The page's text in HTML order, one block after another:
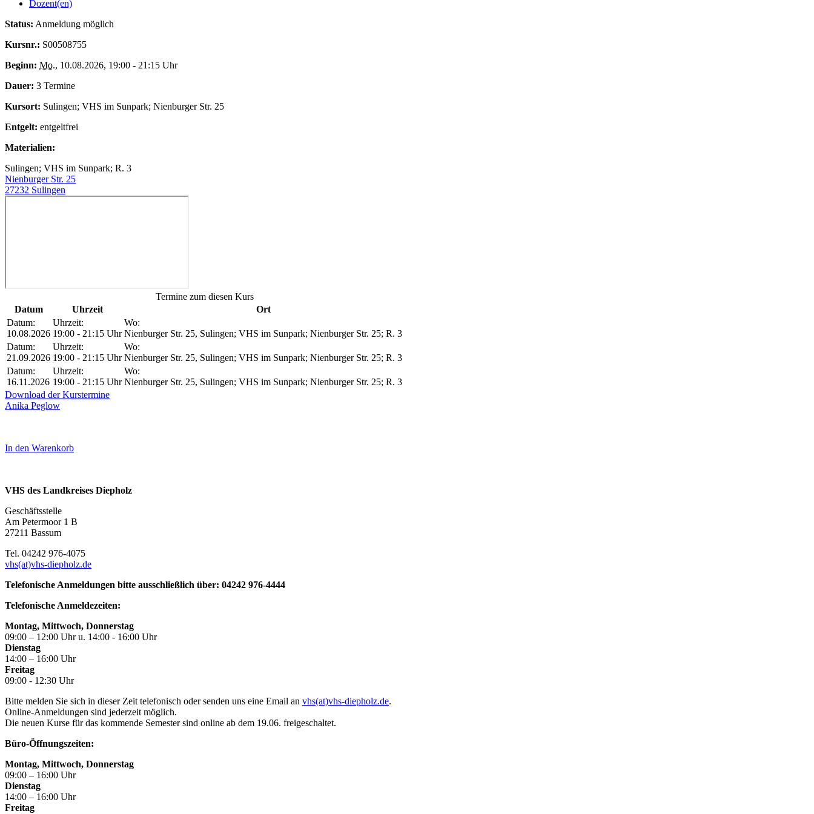
Dozent(en)
Status: Anmeldung möglich
Kursnr.: S00508755
Beginn: Mo., 10.08.2026, 19:00 - 21:15 Uhr
Dauer: 3 Termine
Kursort: Sulingen; VHS im Sunpark; Nienburger Str. 25
Entgelt: entgeltfrei
Materialien:
Sulingen; VHS im Sunpark; R. 3
Nienburger Str. 25
27232 Sulingen
Termine zum diesen Kurs
Datum
Uhrzeit
Ort
Datum:
10.08.2026
Uhrzeit:
19:00 - 21:15 Uhr
Wo:
Nienburger Str. 25, Sulingen; VHS im Sunpark; Nienburger Str. 25; R. 3
Datum:
21.09.2026
Uhrzeit:
19:00 - 21:15 Uhr
Wo:
Nienburger Str. 25, Sulingen; VHS im Sunpark; Nienburger Str. 25; R. 3
Datum:
16.11.2026
Uhrzeit:
19:00 - 21:15 Uhr
Wo:
Nienburger Str. 25, Sulingen; VHS im Sunpark; Nienburger Str. 25; R. 3
Download der Kurstermine
Anika Peglow
In den Warenkorb
VHS des Landkreises Diepholz
Geschäftsstelle
Am Petermoor 1 B
27211 Bassum
Tel. 04242 976-4075
vhs(at)vhs-diepholz.de
Telefonische Anmeldungen bitte ausschließlich über: 04242 976-4444
Telefonische Anmeldezeiten:
Montag, Mittwoch, Donnerstag
09:00 – 12:00 Uhr u. 14:00 - 16:00 Uhr
Dienstag
14:00 – 16:00 Uhr
Freitag
09:00 - 12:30 Uhr
Bitte melden Sie sich in dieser Zeit telefonisch oder senden uns eine Email an vhs(at)vhs-diepholz.de.
Online-Anmeldungen sind jederzeit möglich.
Die neuen Kurse für das kommende Semester sind online ab dem 19.06. freigeschaltet.
Büro-Öffnungszeiten:
Montag, Mittwoch, Donnerstag
09:00 – 16:00 Uhr
Dienstag
14:00 – 16:00 Uhr
Freitag